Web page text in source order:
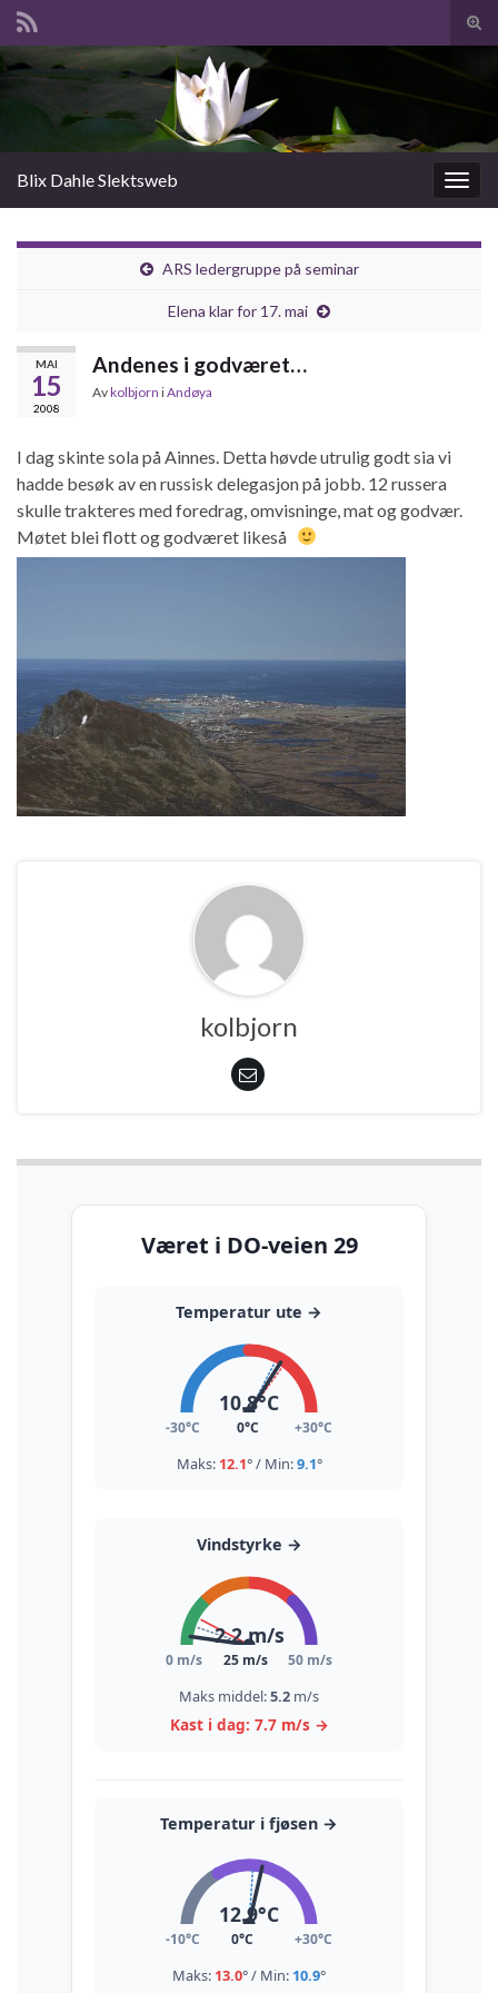
Slå
av/
Search for:
Slåu
av/på
Blix Dahle Slektsweb
ARS ledergruppe på seminar
Elena klar for 17. mai
MAI
15
2008
Andenes i godværet…
Avkolbjorn iAndøya
I dag skinte sola på Ainnes. Detta høvde utrulig godt sia vi
hadde besøk av en russisk delegasjon på jobb. 12 russera
skulle trakteres med foredrag, omvisninge, mat og godvær.
Møtet blei flott og godværet likeså
kolbjorn
Været i DO-veien 29
Temperatur ute →
10.8°C
-30°C 0°C +30°C
Maks: 12.1° / Min:9.1°
Vindstyrke →
2.2m/s
0 m/s 25 m/s 50 m/s
Maks middel:5.2 m/s
Kast i dag: 7.7m/s →
Temperatur i fjøsen →
12.9°C
-10°C 0°C +30°C
Maks: 13.0° / Min: 10.9°